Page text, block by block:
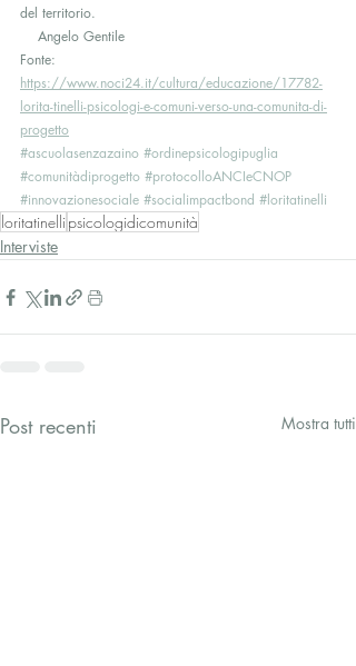
del territorio.
Fonte:
https://www.noci24.it/cultura/educazione/17782-
lorita-tinelli-psicologi-e-comuni-verso-una-comunita-di-
progetto
#ascuolasenzazaino #ordinepsicologipuglia
#comunitàdiprogetto #protocolloANCIeCNOP
#innovazionesociale #socialimpactbond #loritatinelli
loritatinelli psicologidicomunità
Interviste
Post recenti Mostra tutti